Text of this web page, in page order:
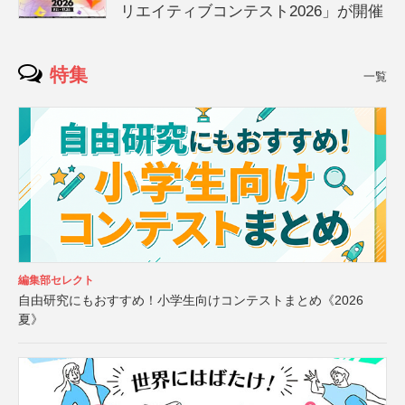
リエイティブコンテスト2026」が開催
特集 一覧
編集部セレクト
自由研究にもおすすめ！小学生向けコンテストまとめ《2026
夏》